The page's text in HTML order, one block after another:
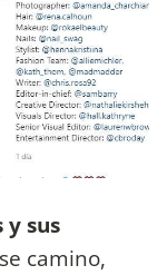
y sus
camino,